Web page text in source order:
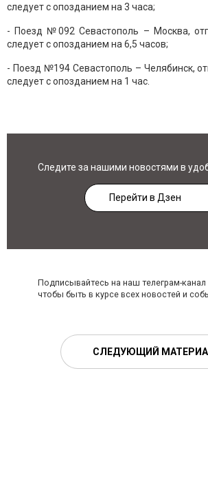
следует с опозданием на 3 часа;
- Поезд №092 Севастополь – Москва,
следует с опозданием на 6,5 часов;
- Поезд №194 Севастополь – Челябинск,
следует с опозданием на 1 час.
Следите за нашими новостями в
Перейти в Дзен
Подписывайтесь на наш телеграм-канал
чтобы быть в курсе всех новостей и
СЛЕДУЮЩИЙ